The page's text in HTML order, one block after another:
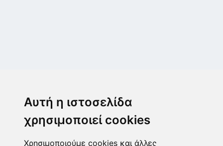
Αυτή η ιστοσελίδα
χρησιμοποιεί cookies
Χρησιμοποιούμε cookies και άλλες
2102843411
6932215191
info@paulis.gr